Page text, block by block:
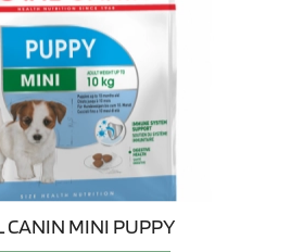
CANIN MINI PUPPY